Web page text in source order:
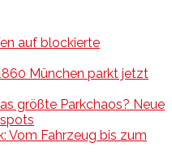
auf blockierte
München parkt jetzt
größte Parkchaos? Neue
Vom Fahrzeug bis zum